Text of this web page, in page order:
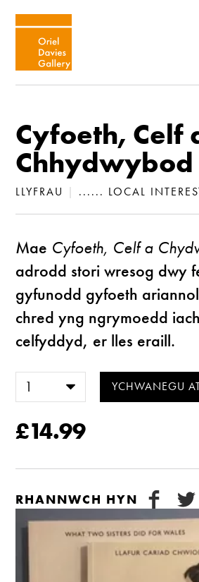
Cyfoeth, Celf
Chhydwybod
LLYFRAU | ...... LOCAL
Mae Cyfoeth, Celf a
adrodd stori wresog dwy
gyfunodd gyfoeth
chred yng ngrymoedd
celfyddyd, er lles eraill.
£14.99
RHANNWCH HYN